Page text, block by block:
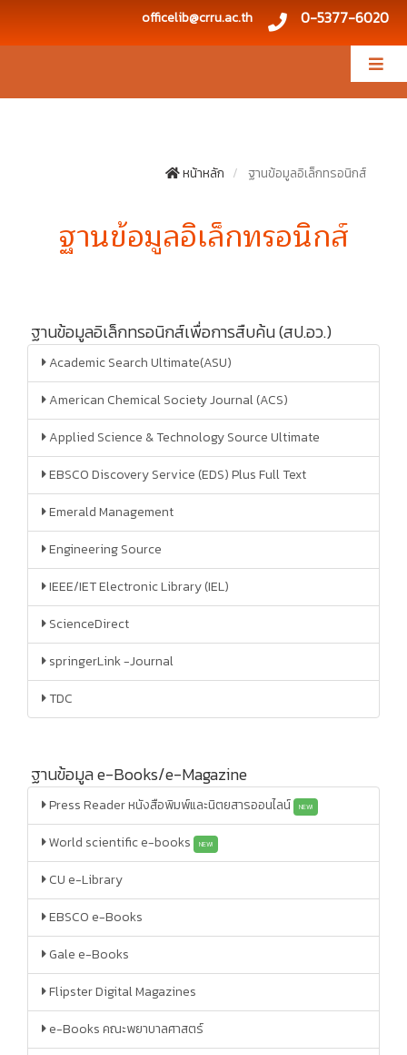
officelib@crru.ac.th 0-5377-6020
หน้าหลัก ฐานข้อมูลอิเล็กทรอนิกส์
ฐานข้อมูลอิเล็กทรอนิกส์
ฐานข้อมูลอิเล็กทรอนิกส์เพื่อการสืบค้น (สป.อว.)
Academic Search Ultimate(ASU)
American Chemical Society Journal (ACS)
Applied Science & Technology Source Ultimate
EBSCO Discovery Service (EDS) Plus Full Text
Emerald Management
Engineering Source
IEEE/IET Electronic Library (IEL)
ScienceDirect
springerLink -Journal
TDC
ฐานข้อมูล e-Books/e-Magazine
Press Reader หนังสือพิมพ์และนิตยสารออนไลน์ NEW!
World scientific e-books NEW!
CU e-Library
EBSCO e-Books
Gale e-Books
Flipster Digital Magazines
e-Books คณะพยาบาลศาสตร์